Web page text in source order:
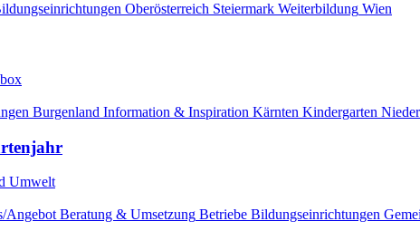
Oberösterreich Steiermark Weiterbildung Wien
Burgenland Information & Inspiration Kärnten Kindergarten
Umwelt
Angebot Beratung & Umsetzung Betriebe Bildungseinrichtungen